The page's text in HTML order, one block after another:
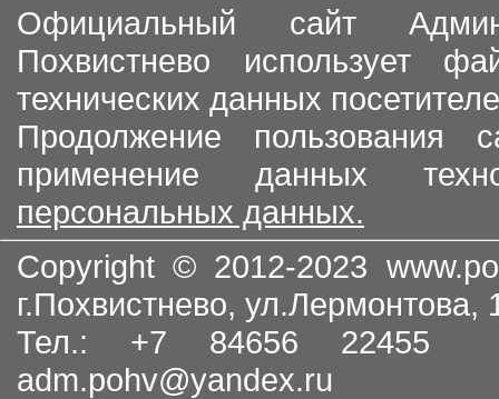
Официальный сайт
Похвистнево использует
технических данных
Продолжение пользования
применение данных
персональных данных.
Copyright © 2012-2023
г.Похвистнево, ул.Лермонтова,
Тел.: +7 84656
adm.pohv@yandex.ru